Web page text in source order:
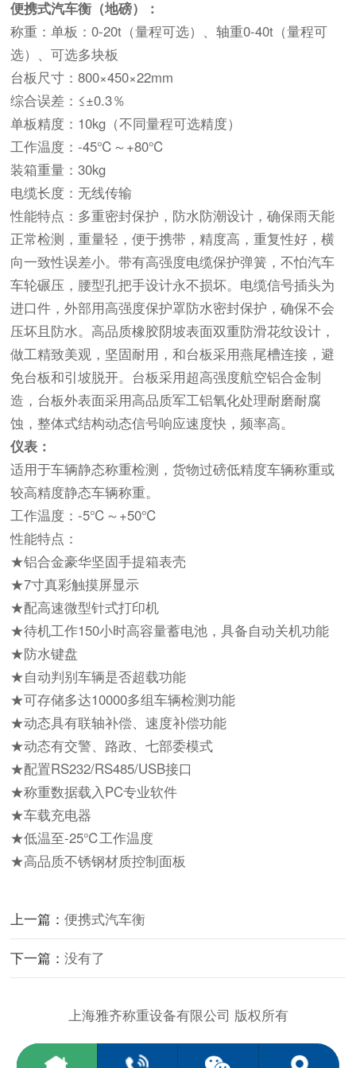
便携式汽车衡（地磅）：
称重：单板：0-20t（量程可选）、轴重0-40t （量程可
选）、可选多块板
台板尺寸：800×450×22mm
综合误差：≤±0.3％
单板精度：10kg（不同量程可选精度）
工作温度：-45℃～+80℃
装箱重量：30kg
电缆长度：无线传输
性能特点：多重密封保护，防水防潮设计，确保雨天能
正常检测，重量轻，便于携带，精度高，重复性好，横
向一致性误差小。带有高强度电缆保护弹簧，不怕汽车
车轮碾压，腰型孔把手设计永不损坏。电缆信号插头为
进口件，外部用高强度保护罩防水密封保护，确保不会
压坏且防水。高品质橡胶阴坡表面双重防滑花纹设计，
做工精致美观，坚固耐用，和台板采用燕尾槽连接，避
免台板和引坡脱开。台板采用超高强度航空铝合金制
造，台板外表面采用高品质军工铝氧化处理耐磨耐腐
蚀，整体式结构动态信号响应速度快，频率高。
仪表：
适用于车辆静态称重检测，货物过磅低精度车辆称重或
较高精度静态车辆称重。
工作温度：-5℃～+50℃
性能特点：
★铝合金豪华坚固手提箱表壳
★7寸真彩触摸屏显示
★配高速微型针式打印机
★待机工作150小时高容量蓄电池，具备自动关机功能
★防水键盘
★自动判别车辆是否超载功能
★可存储多达10000多组车辆检测功能
★动态具有联轴补偿、速度补偿功能
★动态有交警、路政、七部委模式
★配置RS232/RS485/USB接口
★称重数据载入PC专业软件
★车载充电器
★低温至-25℃工作温度
★高品质不锈钢材质控制面板
上一篇：便携式汽车衡
下一篇：没有了
上海雅齐称重设备有限公司 版权所有